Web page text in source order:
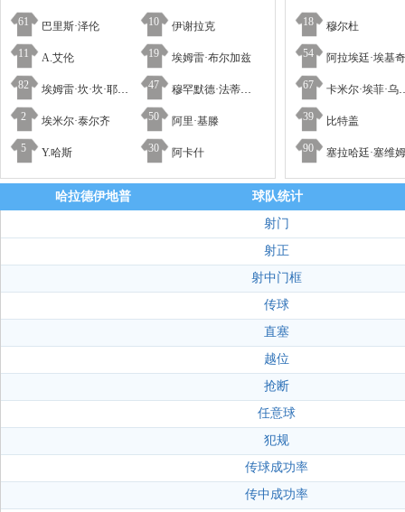
61 巴里斯·泽伦 10 伊谢拉克
11 A.艾伦 19 埃姆雷·布尔加兹
82 埃姆雷·坎·坎·耶斯勒兹 47 穆罕默德·法蒂赫·耶尼艾
2 埃米尔·泰尔齐 50 阿里·基滕
5 Y.哈斯 30 阿卡什
18 穆尔杜
54 阿拉埃廷·埃基奇
67 卡米尔·埃菲·乌雷根
39 比特盖
90 塞拉哈廷·塞维姆
哈拉德伊地普
球队统计
射门
射正
射中门框
传球
直塞
越位
抢断
任意球
犯规
传球成功率
传中成功率